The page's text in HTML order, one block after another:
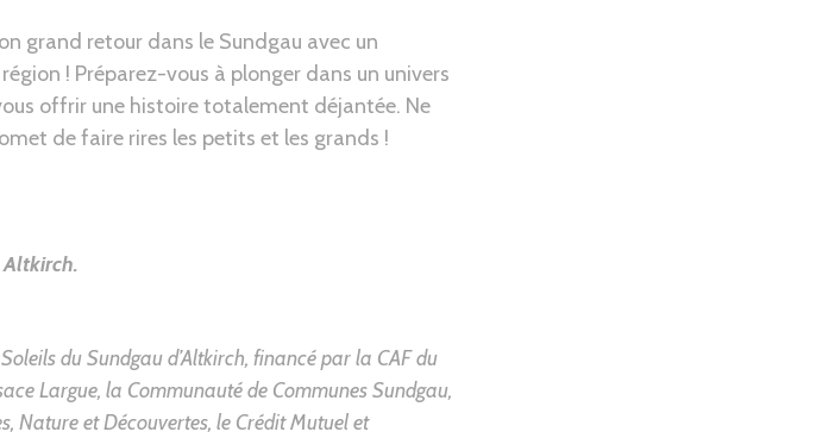
grand retour dans le Sundgau avec un
! Préparez-vous à plonger dans un univers
offrir une histoire totalement déjantée. Ne
de faire rires les petits et les grands !
.
du Sundgau d’Altkirch, financé par la CAF du
Largue, la Communauté de Communes Sundgau,
, Nature et Découvertes, le Crédit Mutuelet